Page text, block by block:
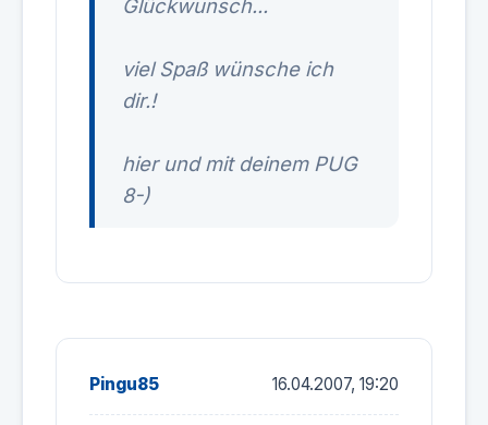
Glückwunsch...
viel Spaß wünsche ich
dir.!
hier und mit deinem PUG
8-)
Pingu85 16.04.2007, 19:20